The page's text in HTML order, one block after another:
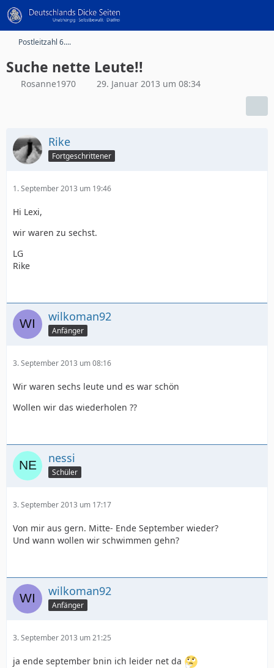
Postleitzahl 6....
Suche nette Leute!!
Rosanne1970 29. Januar 2013 um 08:34
Rike
Fortgeschrittener
1. September 2013 um 19:46
Hi Lexi,
wir waren zu sechst.
LG
Rike
wilkoman92
Anfänger
3. September 2013 um 08:16
Wir waren sechs leute und es war schön
Wollen wir das wiederholen ??
nessi
Schüler
3. September 2013 um 17:17
Von mir aus gern. Mitte- Ende September wieder?
Und wann wollen wir schwimmen gehn?
wilkoman92
Anfänger
3. September 2013 um 21:25
ja ende september bnin ich leider net da